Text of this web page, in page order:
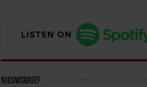
Nieuwsbrief